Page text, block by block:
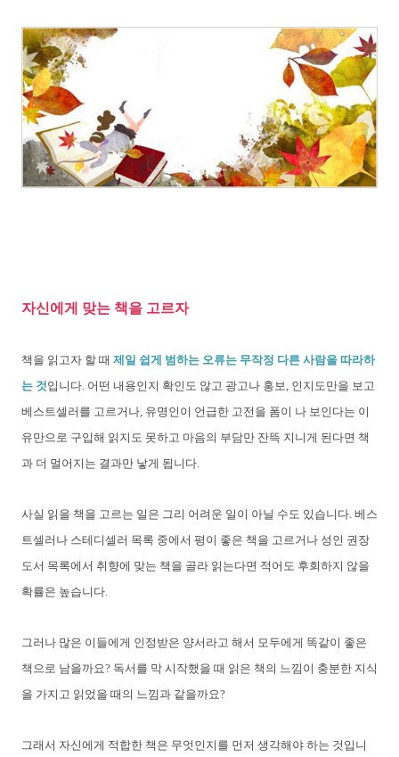
자신에게 맞는 책을 고르자
책을 읽고자 할 때 제일 쉽게 범하는 오류는 무작정 다른 사람을 따라하
는 것입니다. 어떤 내용인지 확인도 않고 광고나 홍보, 인지도만을 보고
베스트셀러를 고르거나, 유명인이 언급한 고전을 폼이 나 보인다는 이
유만으로 구입해 읽지도 못하고 마음의 부담만 잔뜩 지니게 된다면 책
과 더 멀어지는 결과만 낳게 됩니다.
사실 읽을 책을 고르는 일은 그리 어려운 일이 아닐 수도 있습니다. 베스
트셀러나 스테디셀러 목록 중에서 평이 좋은 책을 고르거나 성인 권장
도서 목록에서 취향에 맞는 책을 골라 읽는다면 적어도 후회하지 않을
확률은 높습니다.
그러나 많은 이들에게 인정받은 양서라고 해서 모두에게 똑같이 좋은
책으로 남을까요? 독서를 막 시작했을 때 읽은 책의 느낌이 충분한 지식
을 가지고 읽었을 때의 느낌과 같을까요?
그래서 자신에게 적합한 책은 무엇인지를 먼저 생각해야 하는 것입니